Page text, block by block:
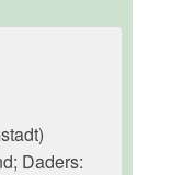
Daders: